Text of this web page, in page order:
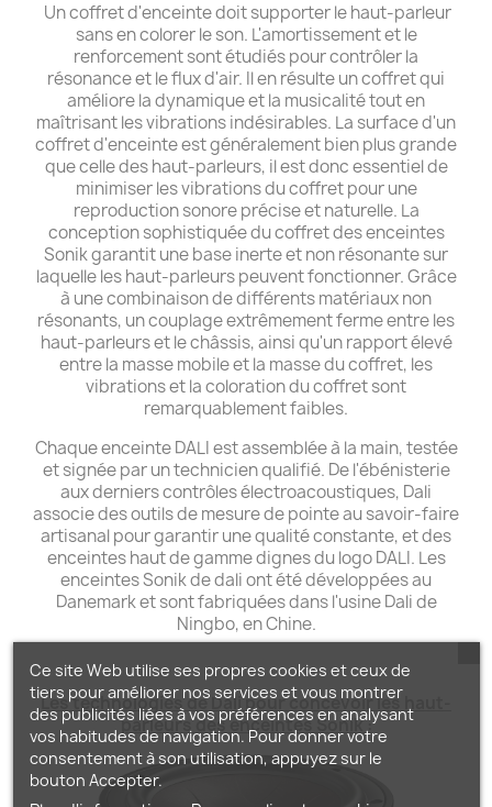
Un coffret d'enceinte doit supporter le haut-parleur
sans en colorer le son. L'amortissement et le
renforcement sont étudiés pour contrôler la
résonance et le flux d'air. Il en résulte un coffret qui
améliore la dynamique et la musicalité tout en
maîtrisant les vibrations indésirables. La surface d'un
coffret d'enceinte est généralement bien plus grande
que celle des haut-parleurs, il est donc essentiel de
minimiser les vibrations du coffret pour une
reproduction sonore précise et naturelle. La
conception sophistiquée du coffret des enceintes
Sonik garantit une base inerte et non résonante sur
laquelle les haut-parleurs peuvent fonctionner. Grâce
à une combinaison de différents matériaux non
résonants, un couplage extrêmement ferme entre les
haut-parleurs et le châssis, ainsi qu'un rapport élevé
entre la masse mobile et la masse du coffret, les
vibrations et la coloration du coffret sont
remarquablement faibles.
Chaque enceinte DALI est assemblée à la main, testée
et signée par un technicien qualifié. De l'ébénisterie
aux derniers contrôles électroacoustiques, Dali
associe des outils de mesure de pointe au savoir-faire
artisanal pour garantir une qualité constante, et des
enceintes haut de gamme dignes du logo DALI. Les
enceintes Sonik de dali ont été développées au
Danemark et sont fabriquées dans l'usine Dali de
Ningbo, en Chine.
Les technologies de Dali pour concevoir les haut-
parleurs des enceintes Sonik :
Ce site Web utilise ses propres cookies et ceux de
tiers pour améliorer nos services et vous montrer
des publicités liées à vos préférences en analysant
vos habitudes de navigation. Pour donner votre
consentement à son utilisation, appuyez sur le
bouton Accepter.